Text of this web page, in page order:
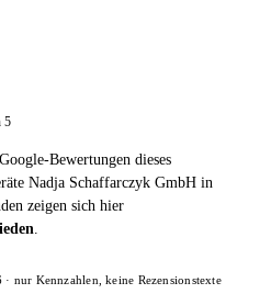
5
Google-Bewertungen dieses
Nadja Schaffarczyk GmbH in
zeigen sich hier
.
nur Kennzahlen, keine Rezensionstexte